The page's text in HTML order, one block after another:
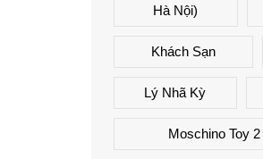
Hà Nội)
Khách Sạn
Lý Nhã Kỳ
Moschino Toy